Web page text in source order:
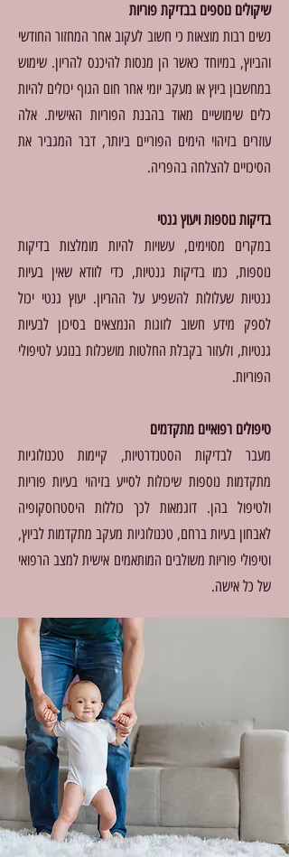
שיקולים נוספים בבדיקת פוריות
נשים רבות מוצאות כי חשוב לעקוב אחר המחזור החודשי
והביוץ, במיוחד כאשר הן מנסות להיכנס להריון. שימוש
במחשבון ביוץ או מעקב יומי אחר חום הגוף יכולים להיות
כלים שימושיים מאוד בהבנת הפוריות האישית. אלה
עוזרים בזיהוי הימים הפוריים ביותר, דבר המגביר את
הסיכויים להצלחה בהפריה.
בדיקות נוספות ויעוץ גנטי
במקרים מסוימים, עשויות להיות מומלצות בדיקות
נוספות, כמו בדיקות גנטיות, כדי לוודא שאין בעיות
גנטיות שעלולות להשפיע על ההריון. יעוץ גנטי יכול
לספק מידע חשוב לזוגות הנמצאים בסיכון לבעיות
גנטיות, ולעזור בקבלת החלטות מושכלות בנוגע לטיפולי
הפוריות.
טיפולים רפואיים מתקדמים
מעבר לבדיקות הסטנדרטיות, קיימות טכנולוגיות
מתקדמות נוספות שיכולות לסייע בזיהוי בעיות פוריות
ולטיפול בהן. דוגמאות לכך כוללות היסטרוסקופיה
לאבחון בעיות ברחם, טכנולוגיות מעקב מתקדמות לביוץ,
וטיפולי פוריות משולבים המותאמים אישית למצב הרפואי
של כל אישה.